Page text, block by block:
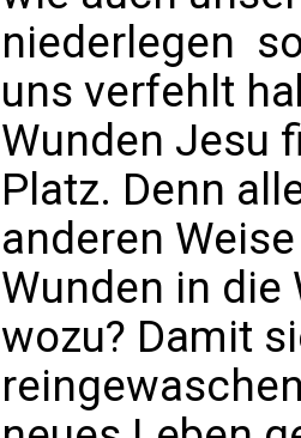
niederlegen 
uns verfehlt
Wunden Jesu
Platz. Denn
anderen
Wunden in die
wozu? Damit